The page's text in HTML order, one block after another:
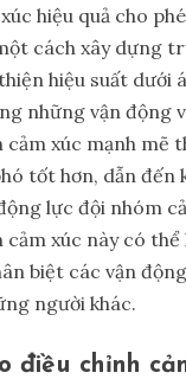
hiệu quả cho
cách xây dựng
hiệu suất dưới
những vận động
cảm xúc mạnh mẽ
tốt hơn, dẫn đến
lực đội nhóm
cảm xúc này có
biệt các vận
người khác.
điều chỉnh